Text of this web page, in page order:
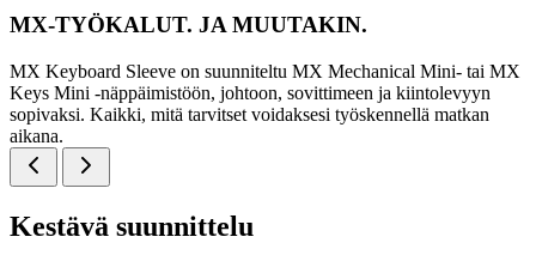
MX-TYÖKALUT. JA MUUTAKIN.
MX Keyboard Sleeve on suunniteltu MX Mechanical Mini- tai MX
Keys Mini -näppäimistöön, johtoon, sovittimeen ja kiintolevyyn
sopivaksi. Kaikki, mitä tarvitset voidaksesi työskennellä matkan
aikana.
Kestävä suunnittelu